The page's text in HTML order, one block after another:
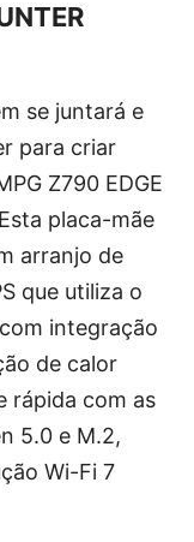
se juntará e
para criar
Z790 EDGE
placa-mãe
arranjo de
que utiliza o
integração
de calor
rápida com as
5.0 e M.2,
Wi-Fi 7